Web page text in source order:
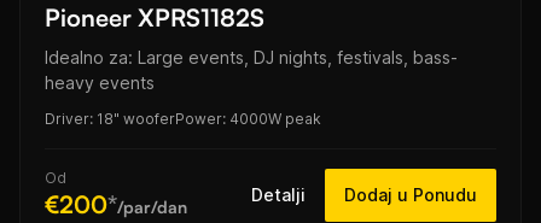
Pioneer XPRS1182S
Idealno za: Large events, DJ nights, festivals, bass-
heavy events
Driver: 18" wooferPower: 4000W peak
Od
€200*/par/dan
Detalji Dodaj u Ponudu